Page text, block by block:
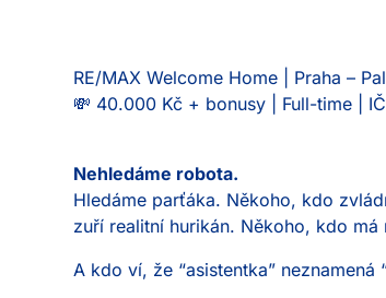
RE/MAX Welcome Home | Praha –
💸 40.000 Kč + bonusy | Full-time |
Nehledáme robota.
Hledáme parťáka. Někoho, kdo
zuří realitní hurikán. Někoho, kdo
A kdo ví, že “asistentka”